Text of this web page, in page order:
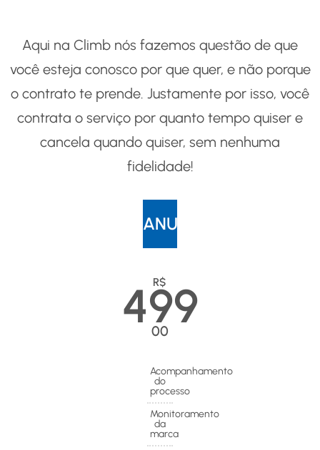
Aqui na Climb nós fazemos questão de que
você esteja conosco por que quer, e não porque
o contrato te prende. Justamente por isso, você
contrata o serviço por quanto tempo quiser e
cancela quando quiser, sem nenhuma
fidelidade!
ANUAL
R$
499
00
Acompanhamento
do
processo
Monitoramento
da
marca